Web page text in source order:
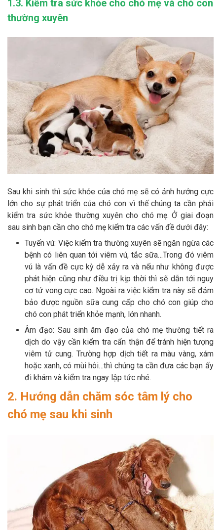
1.3. Kiểm tra sức khỏe cho chó mẹ và chó con
thường xuyên
Sau khi sinh thì sức khỏe của chó mẹ sẽ có ảnh hưởng cực
lớn cho sự phát triển của chó con vì thế chúng ta cần phải
kiểm tra sức khỏe thường xuyên cho chó mẹ. Ở giai đoạn
sau sinh bạn cần cho chó mẹ kiểm tra các vấn đề dưới đây:
Tuyến vú: Việc kiểm tra thường xuyên sẽ ngăn ngừa các
bệnh có liên quan tới viêm vú, tắc sữa…Trong đó viêm
vú là vấn đề cực kỳ dễ xảy ra và nếu như không được
phát hiện cũng như điều trị kịp thời thì sẽ dẫn tới nguy
cơ tử vong cực cao. Ngoài ra việc kiểm tra này sẽ đảm
bảo được nguồn sữa cung cấp cho chó con giúp cho
chó con phát triển khỏe mạnh, lớn nhanh.
Âm đạo: Sau sinh âm đạo của chó mẹ thường tiết ra
dịch do vậy cần kiểm tra cẩn thận để tránh hiện tượng
viêm tử cung. Trường hợp dịch tiết ra màu vàng, xám
hoặc xanh, có mùi hôi…thì chúng ta cần đưa các bạn ấy
đi khám và kiểm tra ngay lập tức nhé.
2. Hướng dẫn chăm sóc tâm lý cho
chó mẹ sau khi sinh